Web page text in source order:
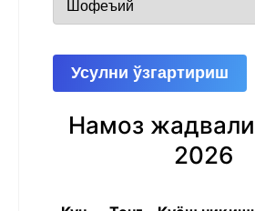
Усулни ўзгартириш
Намоз жадвали
2026